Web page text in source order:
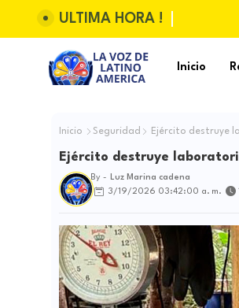
ULTIMA HORA !
Inicio
Inicio Seguridad Ejército destruye
Ejército destruye
By -
Luz Marina cadena
3/19/2026 03:42:00 a. m.